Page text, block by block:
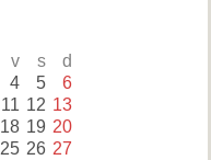
v s d
4 5 6
11 12 13
18 19 20
25 26 27